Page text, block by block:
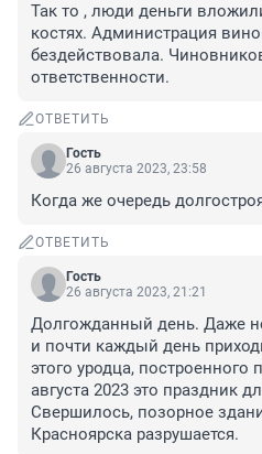
Так то , люди деньги
костях. Администрация
бездействовала.
ответственности.
ОТВЕТИТЬ
Гость
26 августа 2023, 23:58
Когда же очередь
ОТВЕТИТЬ
Гость
26 августа 2023, 21:21
Долгожданный день. Даже
и почти каждый день
этого уродца, построенного
августа 2023 это праздник
Свершилось, позорное
Красноярска разрушается.